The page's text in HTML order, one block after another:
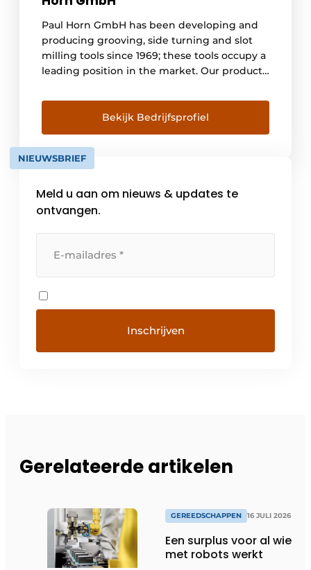
Paul Horn GmbH has been developing and
producing grooving, side turning and slot
milling tools since 1969; these tools occupy a
leading position in the market. Our products
engineering, aerospace, hydraulics
/pneumatics, jewellery and medical
equipment manufacturers. The company,
currently has around 900 employees in
Germany and 500 elsewhere. It, […]
Bekijk Bedrijfsprofiel
NIEUWSBRIEF
Meld u aan om nieuws & updates te
ontvangen.
Gerelateerde artikelen
GEREEDSCHAPPEN 16 JULI 2026
Een surplus voor al wie
met robots werkt